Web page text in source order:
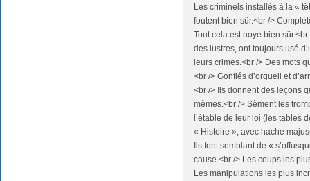
Les criminels installés à la «
foutent bien sûr.<br />
Tout cela est noyé bien
des lustres, ont toujours usé
leurs crimes.<br /> Des mots
<br /> Gonflés d’orgueil et
<br /> Ils donnent des leçons
mêmes.<br /> Sèment les
l’étable de leur loi (les tables
« Histoire », avec hache
Ils font semblant de «
cause.<br /> Les coups les
Les manipulations les plus